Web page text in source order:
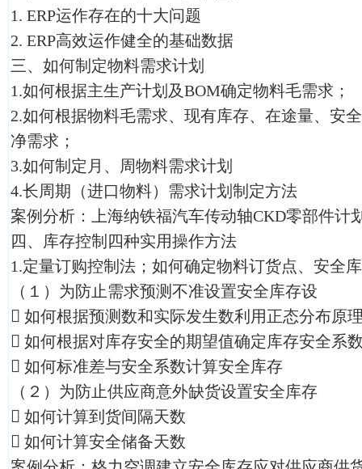
1. ERP运作存在的十大问题
2. ERP高效运作健全的基础数据
三、如何制定物料需求计划
1.如何根据主生产计划及BOM确定物料毛需求；
2.如何根据物料毛需求、现有库存、在途量、安
净需求；
3.如何制定月、周物料需求计划
4.长周期（进口物料）需求计划制定方法
案例分析：上海纳铁福汽车传动轴CKD零部件计
四、库存控制四种实用操作方法
1.定量订购控制法；如何确定物料订货点、安全
（１）为防止需求预测不准设置安全库存设
 如何根据预测数和实际发生数利用正态分布原
 如何根据对库存安全的期望值确定库存安全系
 如何标准差与安全系数计算安全库存
（２）为防止供应商意外缺货设置安全库存
 如何计算到货间隔天数
 如何计算安全储备天数